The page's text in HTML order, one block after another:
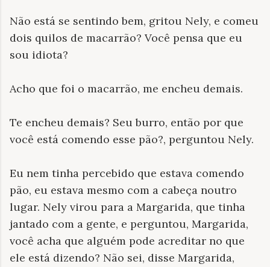
Não está se sentindo bem, gritou Nely, e comeu
dois quilos de macarrão? Você pensa que eu
sou idiota?
Acho que foi o macarrão, me encheu demais.
Te encheu demais? Seu burro, então por que
você está comendo esse pão?, perguntou Nely.
Eu nem tinha percebido que estava comendo
pão, eu estava mesmo com a cabeça noutro
lugar. Nely virou para a Margarida, que tinha
jantado com a gente, e perguntou, Margarida,
você acha que alguém pode acreditar no que
ele está dizendo? Não sei, disse Margarida,